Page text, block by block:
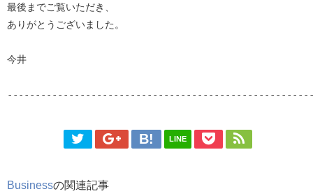
最後までご覧いただき、
ありがとうございました。
今井
LINE
Businessの関連記事